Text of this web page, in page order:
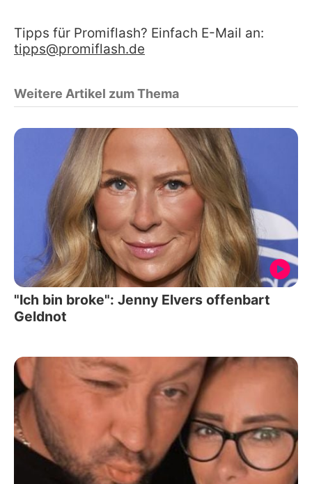
Tipps für Promiflash? Einfach E-Mail an:
tipps@promiflash.de
Weitere Artikel zum Thema
"Ich bin broke": Jenny Elvers offenbart
Geldnot